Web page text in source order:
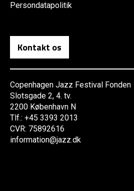
Persondatapolitik
Kontakt os
Copenhagen Jazz Festival Fonden
Slotsgade 2, 4. tv.
2200 København N
Tlf.: +45 3393 2013
CVR: 75892616
information@jazz.dk